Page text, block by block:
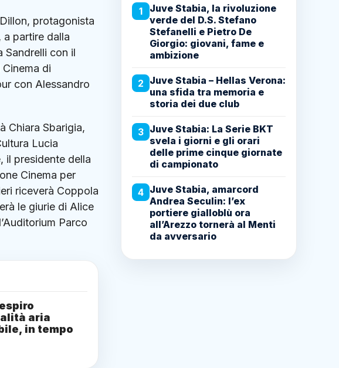
protagonista
partire dalla
Sandrelli con il
di
con Alessandro
Chiara Sbarigia,
Lucia
il presidente della
Cinema per
riceverà Coppola
le giurie di Alice
Parco
aria
in tempo
1
Juve Stabia, la rivoluzione
verde del D.S. Stefano
Stefanelli e Pietro De
Giorgio: giovani, fame e
ambizione
2 Juve Stabia – Hellas Verona:
una sfida tra memoria e
storia dei due club
3 Juve Stabia: La Serie BKT
svela i giorni e gli orari
delle prime cinque giornate
di campionato
4 Juve Stabia, amarcord
Andrea Seculin: l’ex
portiere gialloblù ora
all’Arezzo tornerà al Menti
da avversario